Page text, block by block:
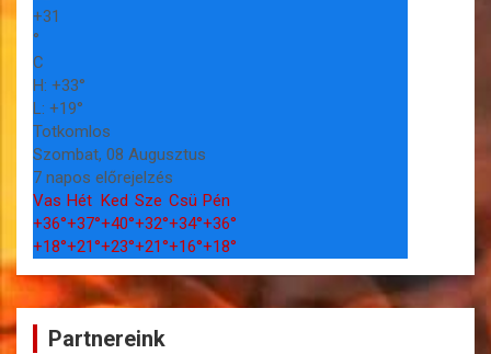
+31
°
C
H: +33°
L: +19°
Totkomlos
Szombat, 08 Augusztus
7 napos előrejelzés
Vas Hét Ked Sze Csü Pén
+36°+37°+40°+32°+34°+36°
+18°+21°+23°+21°+16°+18°
Partnereink